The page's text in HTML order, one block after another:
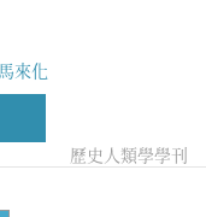
馬來化
歷史人類學學刊